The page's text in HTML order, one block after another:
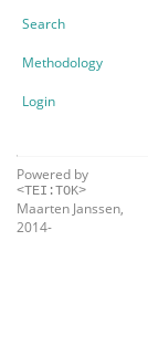
Search
Methodology
Login
Powered by
<TEI:TOK>
Maarten Janssen,
2014-